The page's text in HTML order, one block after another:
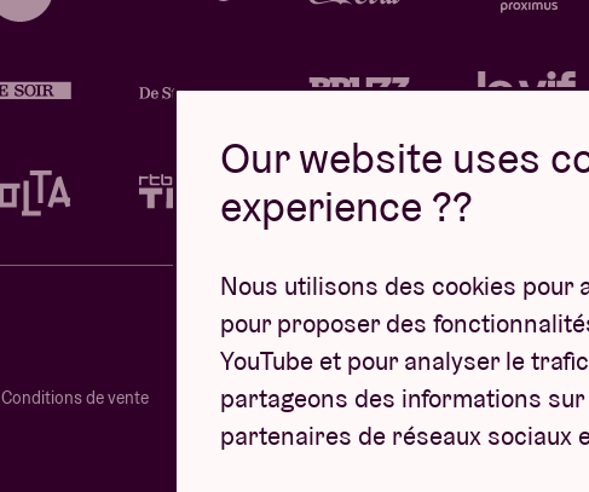
Conditions de vente
Our website uses
experience ??
Nous utilisons des cookies pour
pour proposer des
YouTube et pour analyser le
partageons des informations
partenaires de réseaux sociaux